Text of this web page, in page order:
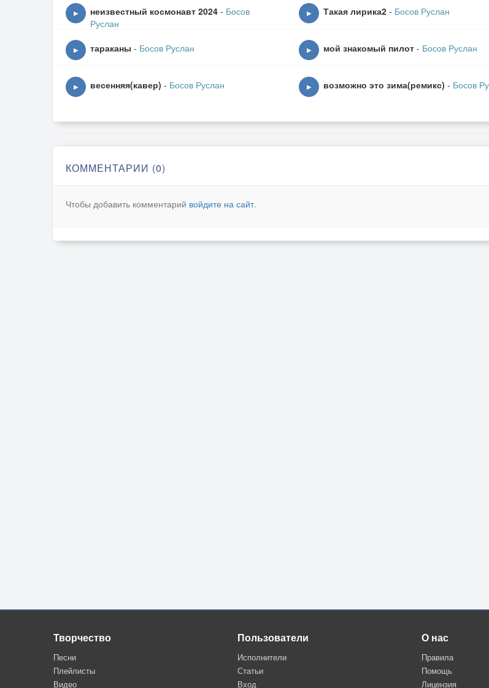
▶ неизвестный космонавт 2024 - Босов
Руслан
▶ Такая лирика2 - Босов Руслан
▶ тараканы - Босов Руслан ▶ мой знакомый пилот - Босов Руслан
▶ весенняя(кавер) - Босов Руслан ▶ возможно это зима(ремикс) - Босов
КОММЕНТАРИИ (0)
Чтобы добавить комментарий войдите на сайт.
Творчество
Песни
Плейлисты
Видео
Пользователи
Исполнители
Статьи
Вход
О нас
Правила
Помощь
Лицензия